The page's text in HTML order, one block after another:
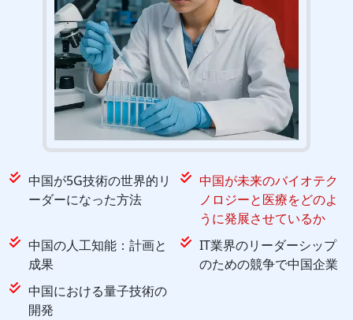
中国が5G技術の世界的リ
ーダーになった方法
中国が未来のバイオテク
ノロジーと医療をどのよ
うに発展させているか
中国の人工知能：計画と
成果
IT業界のリーダーシップ
のための競争で中国企業
中国における量子技術の
開発